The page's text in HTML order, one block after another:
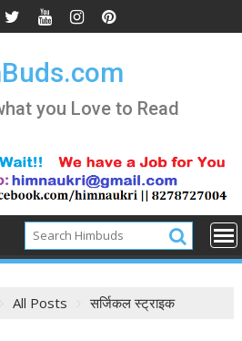
you Love to Read
All Posts सर्जिकल स्ट्राइक